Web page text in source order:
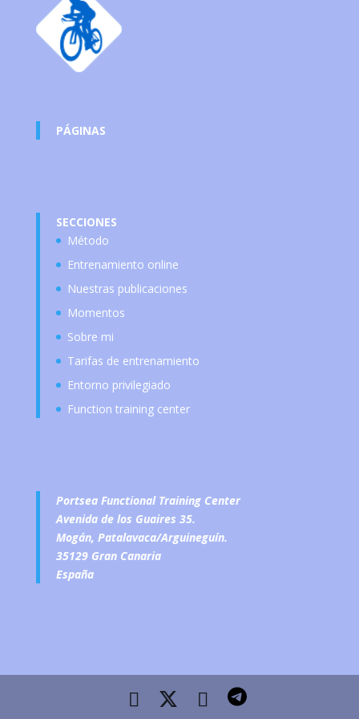
PÁGINAS
SECCIONES
Método
Entrenamiento online
Nuestras publicaciones
Momentos
Sobre mi
Tarifas de entrenamiento
Entorno privilegiado
Function training center
Portsea Functional Training Center
Avenida de los Guaires 35.
Mogán, Patalavaca/Arguineguín.
35129 Gran Canaria
España